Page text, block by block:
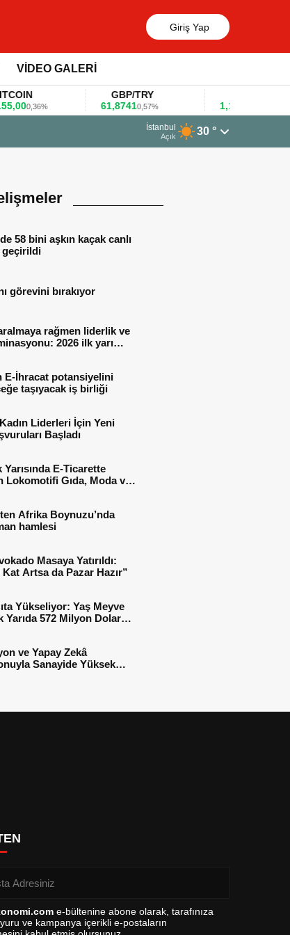
Giriş Yap
VİDEO GALERİ
0,36%
GBP/TRY
61,87410,57%
EUR/USD
1,17810,47%
İstanbul
Açık 30 °
58 bini aşkın kaçak canlı
geçirildi
görevini bırakıyor
rağmen liderlik ve
2026 ilk yarı
E-İhracat potansiyelini
taşıyacak iş birliği
Liderleri İçin Yeni
Başladı
Yarısında E-Ticarette
Lokomotifi Gıda, Moda ve
Afrika Boynuzu’nda
hamlesi
Masaya Yatırıldı:
Artsa da Pazar Hazır”
Yükseliyor: Yaş Meyve
Yarıda 572 Milyon Dolar
ve Yapay Zekâ
Sanayide Yüksek
e-bültenine abone olarak, tarafınıza
ve kampanya içerikli e-postaların